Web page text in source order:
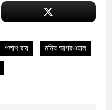
পলাশ রায়
মনিষ আগরওয়াল